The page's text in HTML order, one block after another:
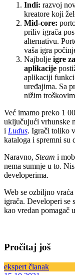
Indi: razvoj
kreatore koji
Mid-core:
priliv igrača
alternativu.
vaša igra
Najbolje igre
aplikacije
aplikaciji
uređajima. Sa
nižim
Već imamo preko 1
uključujući vrhunske
i Ludus. Igrači toliko
kataloga i spremni su
Naravno, Steam i
nema sumnje u to.
developerima.
Web se ozbiljno
igrača. Developeri se
kao vredan pomagač
Pročitaj još
ekspert članak